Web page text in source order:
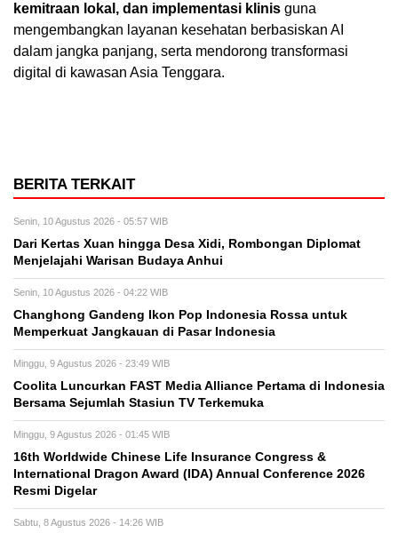
kemitraan lokal, dan implementasi klinis guna
mengembangkan layanan kesehatan berbasiskan AI
dalam jangka panjang, serta mendorong transformasi
digital di kawasan Asia Tenggara.
BERITA TERKAIT
Senin, 10 Agustus 2026 - 05:57 WIB
Dari Kertas Xuan hingga Desa Xidi, Rombongan Diplomat
Menjelajahi Warisan Budaya Anhui
Senin, 10 Agustus 2026 - 04:22 WIB
Changhong Gandeng Ikon Pop Indonesia Rossa untuk
Memperkuat Jangkauan di Pasar Indonesia
Minggu, 9 Agustus 2026 - 23:49 WIB
Coolita Luncurkan FAST Media Alliance Pertama di Indonesia
Bersama Sejumlah Stasiun TV Terkemuka
Minggu, 9 Agustus 2026 - 01:45 WIB
16th Worldwide Chinese Life Insurance Congress &
International Dragon Award (IDA) Annual Conference 2026
Resmi Digelar
Sabtu, 8 Agustus 2026 - 14:26 WIB